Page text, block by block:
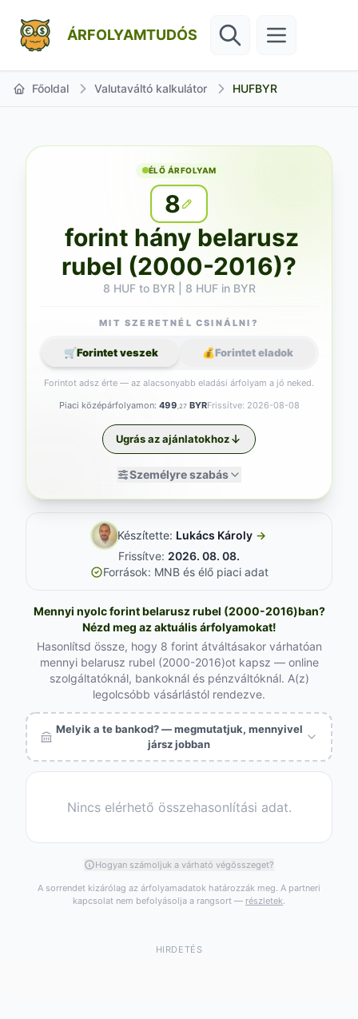
ÁRFOLYAMTUDÓS
Főoldal Valutaváltó kalkulátor HUFBYR
ÉLŐ ÁRFOLYAM
8
forint hány belarusz
rubel (2000-2016)?
8 HUF to BYR | 8 HUF in BYR
Piaci középárfolyamon: 499 ,27BYRFrissítve: 2026-08-08
Személyre szabás
MIT SZERETNÉL CSINÁLNI?
🛒Forintet veszek 💰Forintet eladok
Forintot adsz érte — az alacsonyabb eladási árfolyam a jó neked.
Ugrás az ajánlatokhoz
Készítette: Lukács Károly →
Frissítve: 2026. 08. 08.
Források: MNB és élő piaci adat
Mennyi nyolc forint belarusz rubel (2000-2016)ban?
Nézd meg az aktuális árfolyamokat!
Hasonlítsd össze, hogy 8 forint átváltásakor várhatóan
mennyi belarusz rubel (2000-2016)ot kapsz — online
szolgáltatóknál, bankoknál és pénzváltóknál. A(z)
legolcsóbb vásárlástól rendezve.
Melyik a te bankod? — megmutatjuk, mennyivel
jársz jobban
Nincs elérhető összehasonlítási adat.
Hogyan számoljuk a várható végösszeget?
A sorrendet kizárólag az árfolyamadatok határozzák meg. A partneri
kapcsolat nem befolyásolja a rangsort — részletek
HIRDETÉS